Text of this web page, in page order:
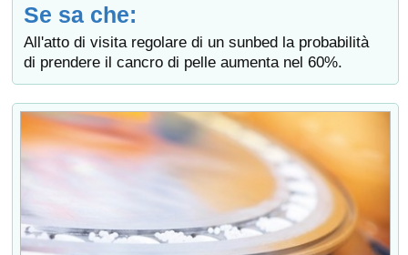
Se sa che:
All'atto di visita regolare di un sunbed la probabilità
di prendere il cancro di pelle aumenta nel 60%.